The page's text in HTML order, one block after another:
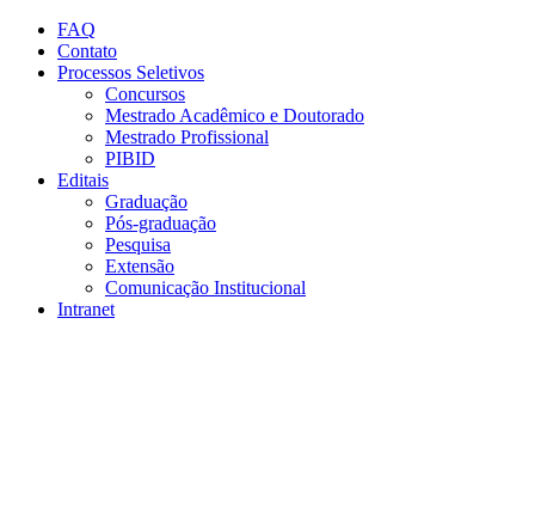
Conteúdo principal
FAQ
Contato
Processos Seletivos
Concursos
Mestrado Acadêmico e Doutorado
Mestrado Profissional
PIBID
Editais
Graduação
Pós-graduação
Pesquisa
Extensão
Comunicação Institucional
Intranet